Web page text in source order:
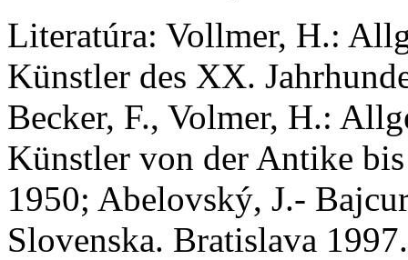
Literatúra: Vollmer, H.:
Künstler des XX.
Becker, F., Volmer, H.:
Künstler von der Antike
1950; Abelovský, J.-
Slovenska. Bratislava 1997.